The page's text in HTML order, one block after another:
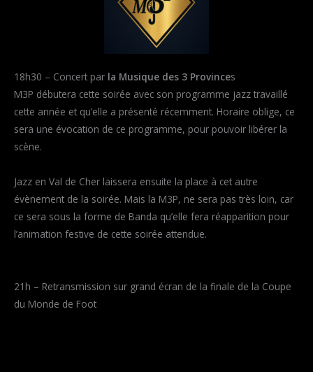
18h30 – Concert par la Musique des 3 Provinces
M3P débutera cette soirée avec son programme jazz travaillé
cette année et qu’elle a présenté récemment. Horaire oblige, ce
sera une évocation de ce programme, pour pouvoir libérer la
scène.
Jazz en Val de Cher laissera ensuite la place à cet autre
évènement de la soirée. Mais la M3P, ne sera pas très loin, car
ce sera sous la forme de Banda qu’elle fera réapparition pour
l’animation festive de cette soirée attendue.
21h – Retransmission sur grand écran de la finale de la Coupe
du Monde de Foot